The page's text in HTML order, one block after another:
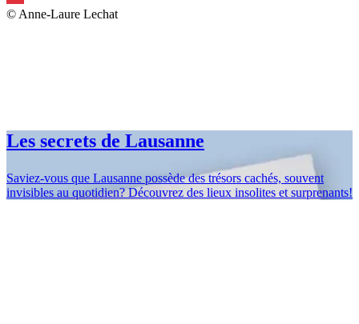
© Anne-Laure Lechat
Les secrets de Lausanne
Saviez-vous que Lausanne possède des trésors cachés, souvent
invisibles au quotidien? Découvrez des lieux insolites et surprenants!